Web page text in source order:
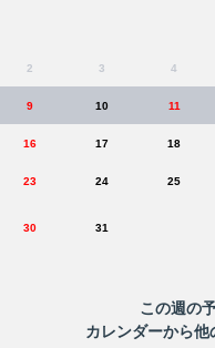
2 3 4
9 10 11
16 17 18
23 24 25
30 31
この週の
カレンダーから他